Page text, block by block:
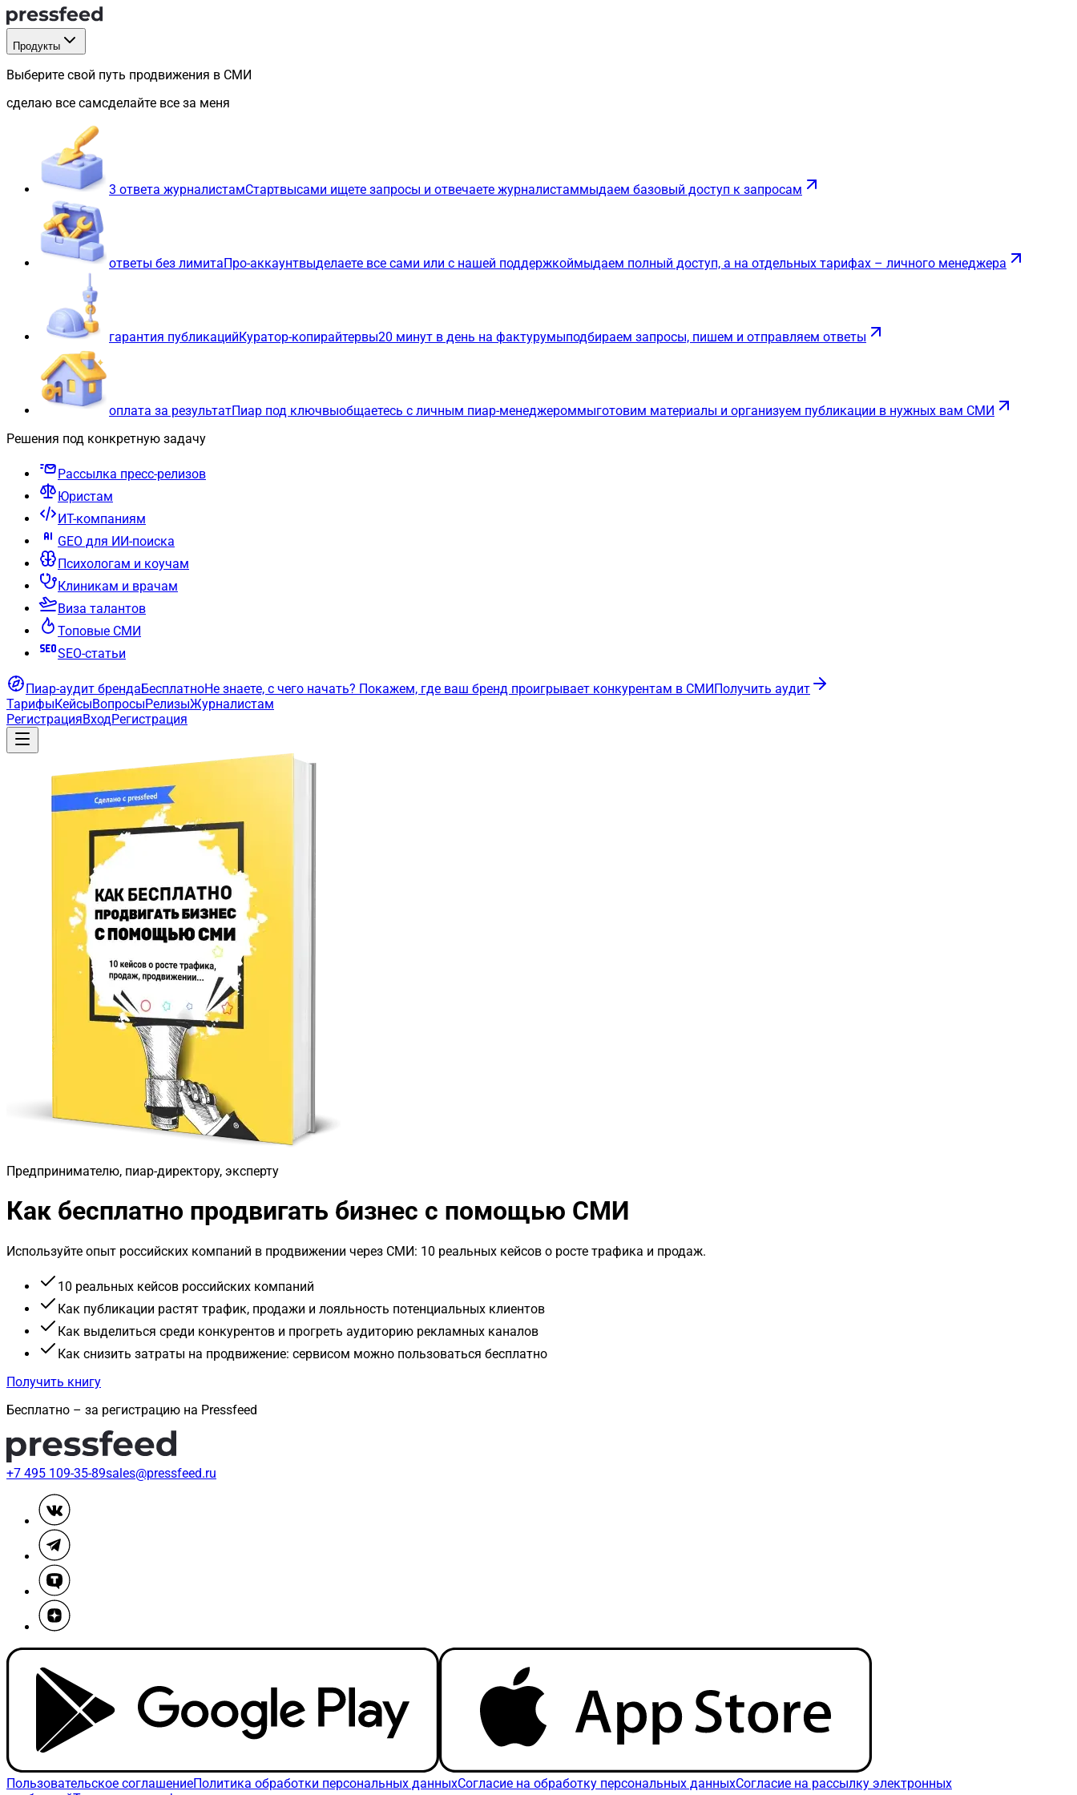
Продукты
Выберите свой путь продвижения в СМИ
сделаю все самсделайте все за меня
3 ответа журналистамСтартвысами ищете запросы и отвечаете журналистаммыдаем базовый доступ к запросам
ответы без лимитаПро-аккаунтвыделаете все сами или с нашей поддержкоймыдаем полный доступ, а на отдельных тарифах – личного менеджера
гарантия публикацийКуратор-копирайтервы20 минут в день на фактурумыподбираем запросы, пишем и отправляем ответы
оплата за результатПиар под ключвыобщаетесь с личным пиар-менеджероммыготовим материалы и организуем публикации в нужных вам СМИ
Решения под конкретную задачу
Рассылка пресс-релизов
Юристам
ИТ-компаниям
GEO для ИИ-поиска
Психологам и коучам
Клиникам и врачам
Виза талантов
Топовые СМИ
SEO-статьи
Пиар-аудит брендаБесплатноНе знаете, с чего начать? Покажем, где ваш бренд проигрывает конкурентам в СМИПолучить аудит
ТарифыКейсыВопросыРелизыЖурналистам
РегистрацияВходРегистрация
Предпринимателю, пиар-директору, эксперту
Как бесплатно продвигать бизнес с помощью СМИ
Используйте опыт российских компаний в продвижении через СМИ: 10 реальных кейсов о росте трафика и продаж.
10 реальных кейсов российских компаний
Как публикации растят трафик, продажи и лояльность потенциальных клиентов
Как выделиться среди конкурентов и прогреть аудиторию рекламных каналов
Как снизить затраты на продвижение: сервисом можно пользоваться бесплатно
Получить книгу
Бесплатно – за регистрацию на Pressfeed
+7 495 109-35-89sales@pressfeed.ru
Пользовательское соглашениеПолитика обработки персональных данныхСогласие на обработку персональных данныхСогласие на рассылку электронных